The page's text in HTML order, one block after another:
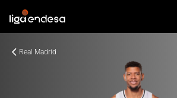
Real Madrid